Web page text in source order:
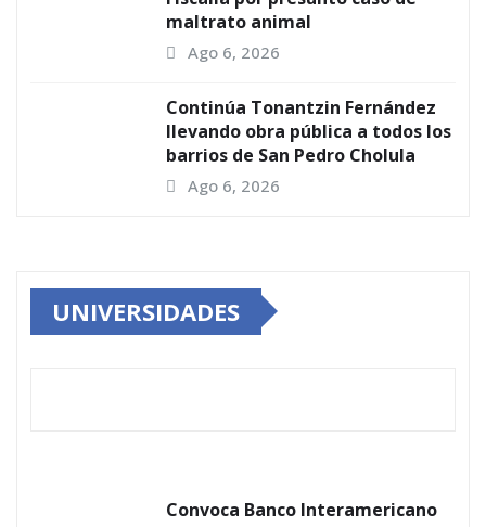
maltrato animal
Ago 6, 2026
Continúa Tonantzin Fernández
llevando obra pública a todos los
barrios de San Pedro Cholula
Ago 6, 2026
UNIVERSIDADES
Convoca Banco Interamericano